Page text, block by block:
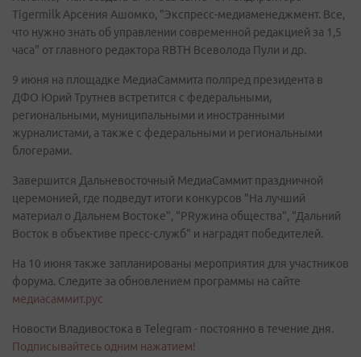
Tigermilk Арсения Ашомко, "Экспресс-медиаменеджмент. Все,
что нужно знать об управлении современной редакцией за 1,5
часа" от главного редактора RBTH Всеволода Пули и др.
9 июня на площадке МедиаСаммита полпред президента в
ДФО Юрий Трутнев встретится с федеральными,
региональными, муниципальными и иностранными
журналистами, а также с федеральными и региональными
блогерами.
Завершится Дальневосточный МедиаСаммит праздничной
церемонией, где подведут итоги конкурсов "На лучший
материал о Дальнем Востоке", "PRужина общества", "Дальний
Восток в объективе пресс-служб" и наградят победителей.
На 10 июня также запланированы мероприятия для участников
форума. Следите за обновлением программы на сайте
медиасаммит.рус
Новости Владивостока в Telegram - постоянно в течение дня.
Подписывайтесь одним нажатием!